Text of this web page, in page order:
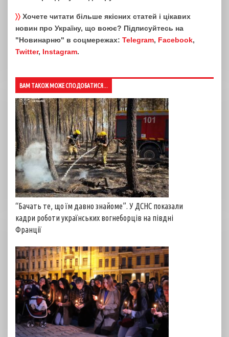
〉〉 Хочете читати більше якісних статей і цікавих
новин про Україну, що воює? Підписуйтесь на
"Новинарню" в соцмережах: Telegram, Facebook,
Twitter, Instagram.
ВАМ ТАКОЖ МОЖЕ СПОДОБАТИСЯ...
“Бачать те, що їм давно знайоме”. У ДСНС показали
кадри роботи українських вогнеборців на півдні
Франції